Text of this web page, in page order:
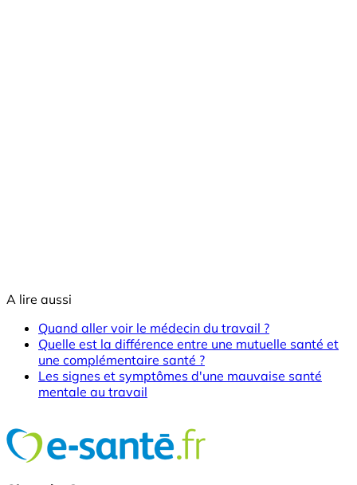
A lire aussi
Quand aller voir le médecin du travail ?
Quelle est la différence entre une mutuelle santé et
une complémentaire santé ?
Les signes et symptômes d'une mauvaise santé
mentale au travail